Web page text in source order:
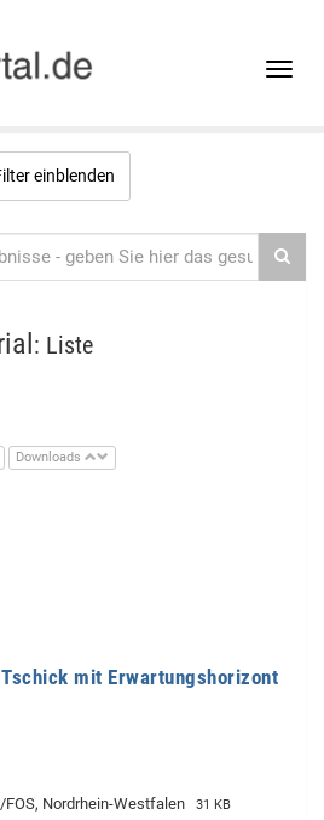
Toggle
einblenden
: Liste
Downloads
mit Erwartungshorizont
Nordrhein-Westfalen 31 KB